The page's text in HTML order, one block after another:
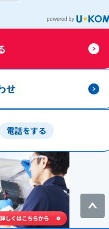
せ
電話をする